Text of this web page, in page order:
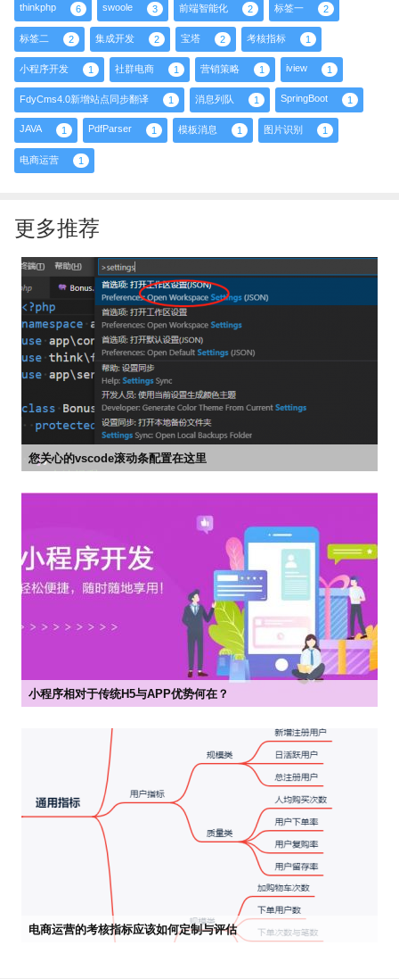
thinkphp 6 swoole 3 前端智能化 2 标签一 2
标签二 2 集成开发 2 宝塔 2 考核指标 1
小程序开发 1 社群电商 1 营销策略 1 iview 1
FdyCms4.0新增站点同步翻译 1 消息列队 1 SpringBoot 1
JAVA 1 PdfParser 1 模板消息 1 图片识别 1
电商运营 1
更多推荐
您关心的vscode滚动条配置在这里
小程序相对于传统H5与APP优势何在？
电商运营的考核指标应该如何定制与评估